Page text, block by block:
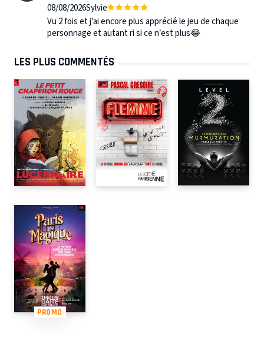
08/08/2026Sylvie
Vu 2 fois et j’ai encore plus apprécié le jeu de chaque
personnage et autant ri si ce n’est plus😂
LES PLUS COMMENTÉS
PROMO